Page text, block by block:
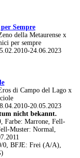
Sempre
della Metaurense x
per sempre
24.06.2023
di Campo del Lago x
20.05.2023
nicht bekannt.
Farbe: Marrone, Fell-
Muster: Normal,
BFJE: Frei (A/A),